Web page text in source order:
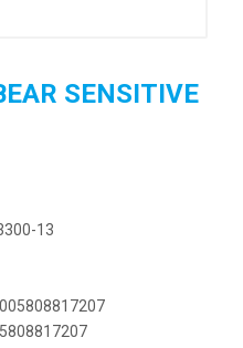
SENSITIVE
13